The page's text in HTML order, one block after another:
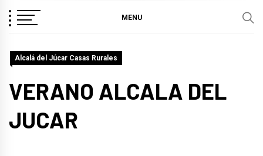
MENU
Alcalá del Júcar Casas Rurales
VERANO ALCALA DEL
JUCAR